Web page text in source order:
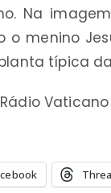
Na
o menino
típica
Vaticano